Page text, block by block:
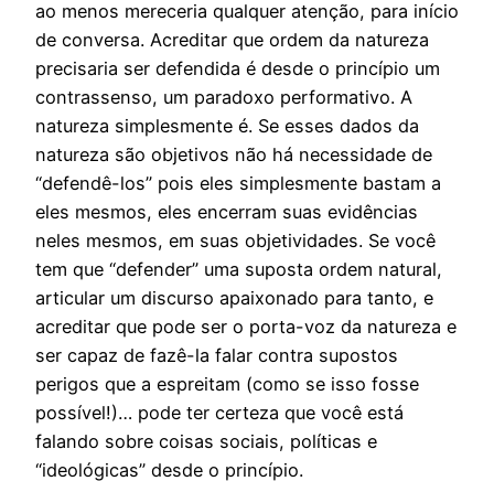
ao menos mereceria qualquer atenção, para início
de conversa. Acreditar que ordem da natureza
precisaria ser defendida é desde o princípio um
contrassenso, um paradoxo performativo. A
natureza simplesmente é. Se esses dados da
natureza são objetivos não há necessidade de
“defendê-los” pois eles simplesmente bastam a
eles mesmos, eles encerram suas evidências
neles mesmos, em suas objetividades. Se você
tem que “defender” uma suposta ordem natural,
articular um discurso apaixonado para tanto, e
acreditar que pode ser o porta-voz da natureza e
ser capaz de fazê-la falar contra supostos
perigos que a espreitam (como se isso fosse
possível!)… pode ter certeza que você está
falando sobre coisas sociais, políticas e
“ideológicas” desde o princípio.